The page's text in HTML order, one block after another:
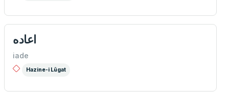
اعاده
iade
Hazine-i Lûgat